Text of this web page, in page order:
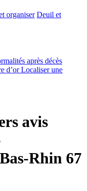
organiser Deuil et
après décès
d’orLocaliser une
avis
Rhin 67